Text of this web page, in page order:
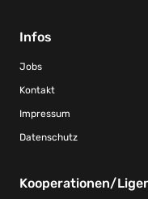
Infos
Jobs
Kontakt
Impressum
Datenschutz
Kooperationen/